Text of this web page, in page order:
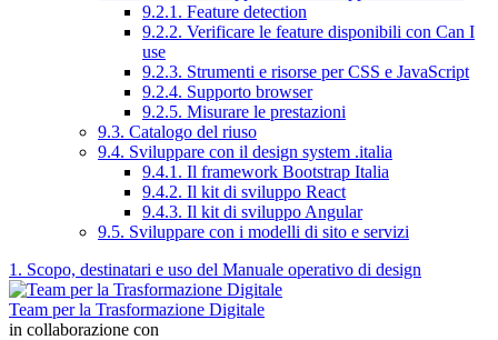
9.2.1. Feature detection
9.2.2. Verificare le feature disponibili con Can I
use
9.2.3. Strumenti e risorse per CSS e JavaScript
9.2.4. Supporto browser
9.2.5. Misurare le prestazioni
9.3. Catalogo del riuso
9.4. Sviluppare con il design system .italia
9.4.1. Il framework Bootstrap Italia
9.4.2. Il kit di sviluppo React
9.4.3. Il kit di sviluppo Angular
9.5. Sviluppare con i modelli di sito e servizi
1. Scopo, destinatari e uso del Manuale operativo di design
Team per la Trasformazione Digitale
in collaborazione con